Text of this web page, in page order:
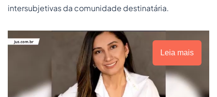
intersubjetivas da comunidade destinatária.
Leia mais